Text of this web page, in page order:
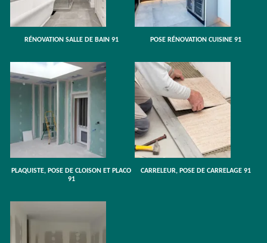
RÉNOVATION SALLE DE BAIN 91 POSE RÉNOVATION CUISINE 91
PLAQUISTE, POSE DE CLOISON ET PLACO
91
CARRELEUR, POSE DE CARRELAGE 91